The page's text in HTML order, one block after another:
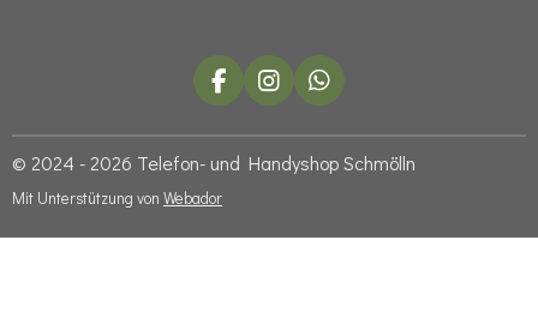
F
a
c
e
o
I
n
s
t
W
h
a
t
© 2024 - 2026 Telefon- und Handyshop Schmölln
Mit Unterstützung von Webador